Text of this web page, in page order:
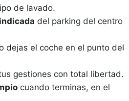
de lavado.
del parking del centro
o dejas el coche en el punto del
gestiones con total libertad.
cuando terminas, en el